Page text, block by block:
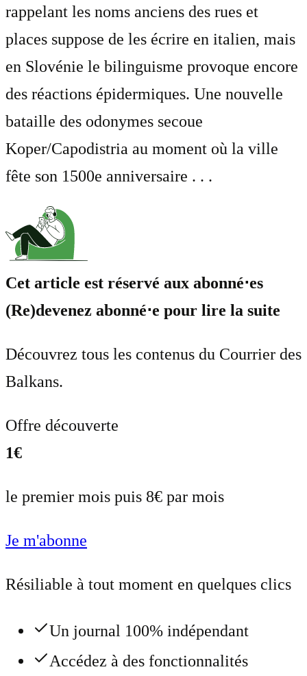
rappelant les noms anciens des rues et
places suppose de les écrire en italien, mais
en Slovénie le bilinguisme provoque encore
des réactions épidermiques. Une nouvelle
bataille des odonymes secoue
Koper/Capodistria au moment où la ville
fête son 1500e anniversaire . . .
Cet article est réservé aux abonné⋅es
(Re)devenez abonné⋅e pour lire la suite
Découvrez tous les contenus du Courrier des
Balkans.
Offre découverte
1€
le premier mois puis 8€ par mois
Je m'abonne
Résiliable à tout moment en quelques clics
Un journal 100% indépendant
Accédez à des fonctionnalités